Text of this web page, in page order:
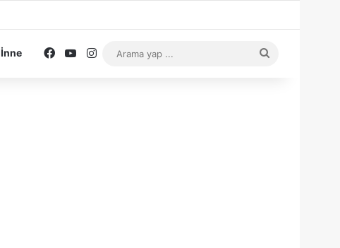
İnne Facebook
YouTube
Instagram